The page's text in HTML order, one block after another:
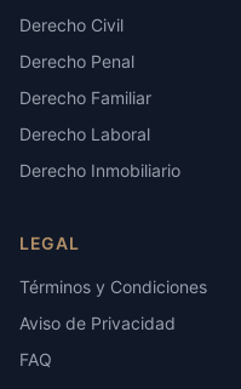
Derecho Civil
Derecho Penal
Derecho Familiar
Derecho Laboral
Derecho Inmobiliario
LEGAL
Términos y Condiciones
Aviso de Privacidad
FAQ